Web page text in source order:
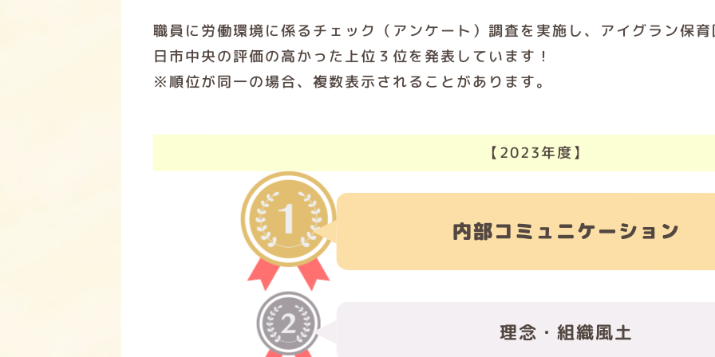
職員に労働環境に係るチェック（アンケート）調査を実施し、アイグラン保
日市中央の評価の高かった上位３位を発表しています！
※順位が同一の場合、複数表示されることがあります。
【2023年度】
内部コミュニケーション
理念・組織風土